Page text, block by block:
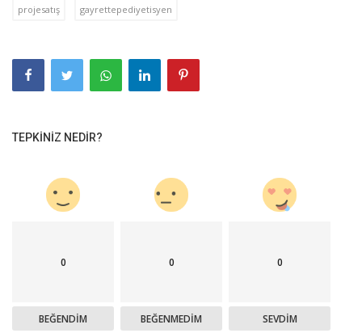
projesatış gayrettepediyetisyen
TEPKINIZ NEDIR?
0
BEĞENDIM
0
BEĞENMEDIM
0
SEVDIM